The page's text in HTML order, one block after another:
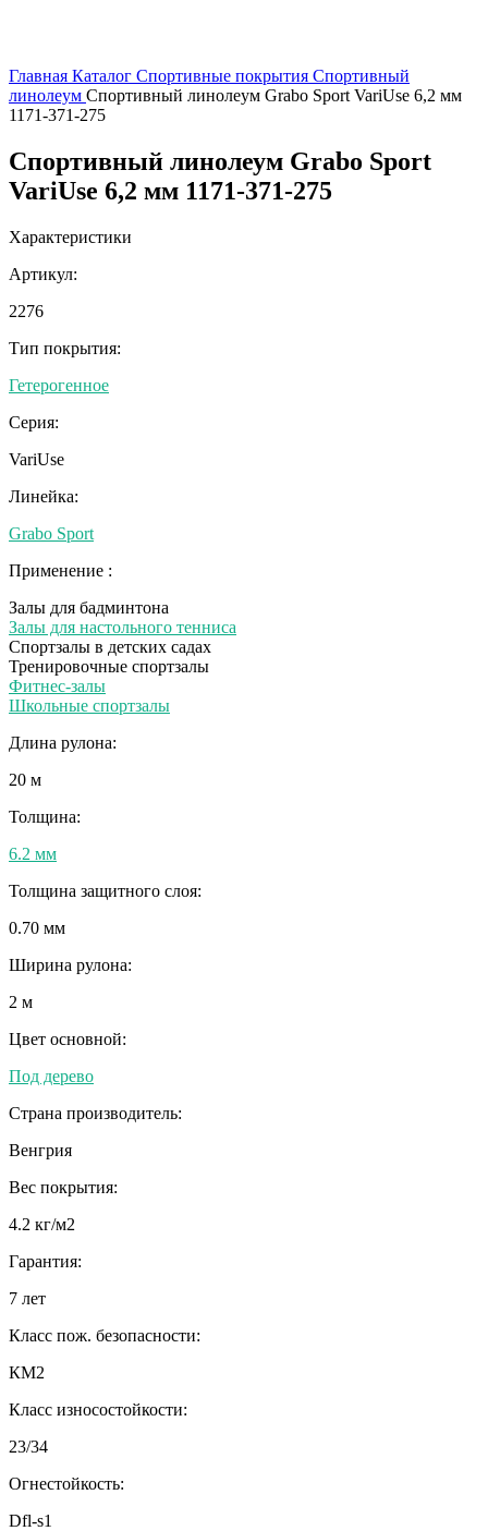
Главная Каталог Спортивные покрытия Спортивный
линолеум Спортивный линолеум Grabo Sport VariUse 6,2 мм
1171-371-275
Спортивный линолеум Grabo Sport
VariUse 6,2 мм 1171-371-275
Характеристики
Артикул:
2276
Тип покрытия:
Гетерогенное
Серия:
VariUse
Линейка:
Grabo Sport
Применение :
Залы для бадминтона
Залы для настольного тенниса
Спортзалы в детских садах
Тренировочные спортзалы
Фитнес-залы
Школьные спортзалы
Длина рулона:
20 м
Толщина:
6.2 мм
Толщина защитного слоя:
0.70 мм
Ширина рулона:
2 м
Цвет основной:
Под дерево
Страна производитель:
Венгрия
Вес покрытия:
4.2 кг/м2
Гарантия:
7 лет
Класс пож. безопасности:
КМ2
Класс износостойкости:
23/34
Огнестойкость:
Dfl-s1